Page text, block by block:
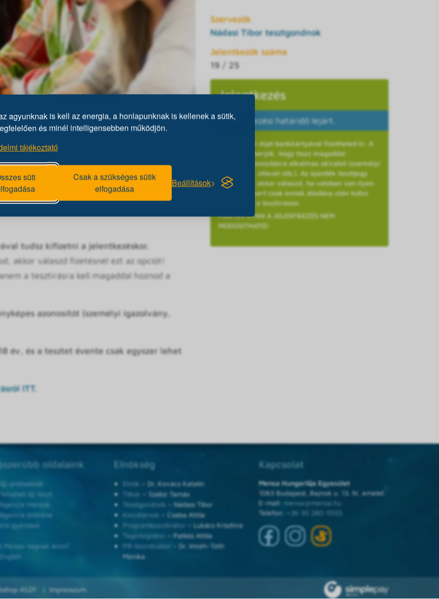
agyunknak is kell az energia, a honlapunknak is kellenek a sütik,
és minél intelligensebben működjön.
tájékoztató
süti
Csak a szükséges sütik
elfogadása
Beállítások
két órás program. Tesztírás előtt egy kb.
intelligenciáról és a kitöltendő IQ-tesztről,
előadáson is részt kell venned, mert a teszt
miatt kérjük érkezz meg 15 perccel a
így majd időben tudjuk kezdeni a
tudsz kifizetni a jelentkezéskor.
akkor válaszd fizetésnél ezt az opciót!
a tesztírásra kell magaddal hoznod a
azonosítót (személyi igazolvány,
év, és a tesztet évente csak egyszer lehet
ITT.
Szervezők
Nádasi Tibor tesztgondnok
Jelentkezők száma
19 / 25
Jelentkezés
A jelentkezési határidő lejárt.
A részvételi díjat bankkártyával fizetheted ki. A
helyszínre kérjük, hogy hozz magaddal
személyazonosításra alkalmas okiratot (személyi
igazolvány, útlevél stb.). Az ajándék tesztjegy
opciót csak akkor válaszd, ha valóban van ilyen
kuponod, mert csak ennek átadása után tudsz
részt venni a tesztíráson.
FIZETÉS UTÁN A JELENTKEZÉS NEM
MÓDOSÍTHATÓ!
oldalaink
IQ-próbateszt
felvételi IQ-teszt
mérése
öröklése
gyerekek
Mensa-tagnak lenni?
Elnökség
Elnök – Dr. Kovács Katalin
Titkár – Szabó Tamás
Tesztgondnok – Nádasi Tibor
Kincstárnok – Csaba Attila
Programkoordinátor – Lukács Krisztina
Tagintegrátor – Patkós Attila
PR-koordinátor – Dr. Imreh-Tóth
Mónika
Kapcsolat
Mensa HungarIQa Egyesület
1063 Budapest, Bajnok u. 13. IV. emelet
E-mail: mensa@mensa.hu
Telefon:
+36 30 280-5555
ÁSZF Impresszum